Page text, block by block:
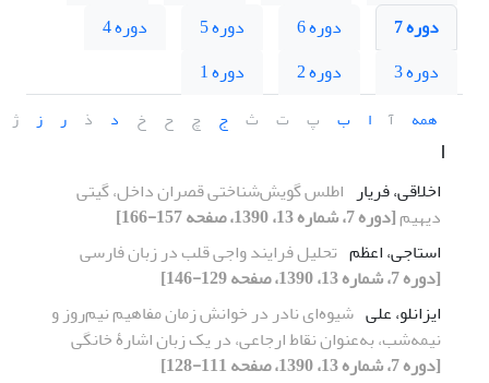
دوره 7
دوره 6 دوره 5
دوره 4
دوره 3
دوره 2 دوره 1
همه آ ا ب پ ت ث ج چ ح خ د ذ ر ز ژ
ا
اخلاقی، فریار اطلس گویش‌شناختی قصران داخل، گیتی
دیهیم[دوره 7، شماره 13، 1390، صفحه 157-166]
استاجی، اعظم تحلیل فرایند واجی قلب در زبان فارسی
[دوره 7، شماره 13، 1390، صفحه 129-146]
ایزانلو، علی شیوه‌ای نادر در خوانش زمان مفاهیم نیم‌روز و
نیمه‌شب، به‌عنوان نقاط ارجاعی، در یک زبان اشارۀ خانگی
[دوره 7، شماره 13، 1390، صفحه 111-128]